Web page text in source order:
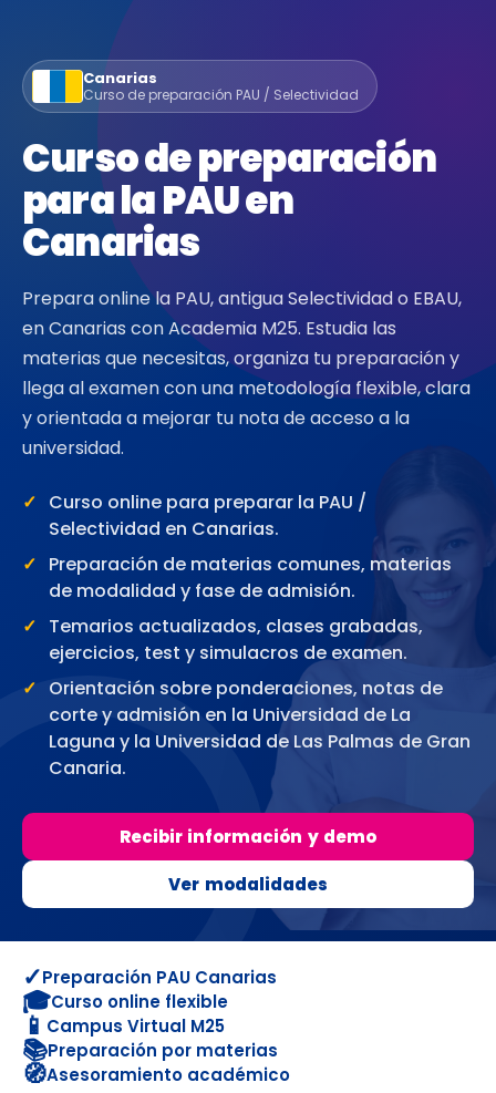
Canarias
Curso de preparación PAU / Selectividad
Curso de preparación
para la PAU en
Canarias
Prepara online la PAU, antigua Selectividad o EBAU,
en Canarias con Academia M25. Estudia las
materias que necesitas, organiza tu preparación y
llega al examen con una metodología flexible, clara
y orientada a mejorar tu nota de acceso a la
universidad.
Curso online para preparar la PAU /
Selectividad en Canarias.
Preparación de materias comunes, materias
de modalidad y fase de admisión.
Temarios actualizados, clases grabadas,
ejercicios, test y simulacros de examen.
Orientación sobre ponderaciones, notas de
corte y admisión en la Universidad de La
Laguna y la Universidad de Las Palmas de Gran
Canaria.
Recibir información y demo
Ver modalidades
✓Preparación PAU Canarias
🎓Curso online flexible
📱 Campus Virtual M25
📚Preparación por materias
🧭Asesoramiento académico